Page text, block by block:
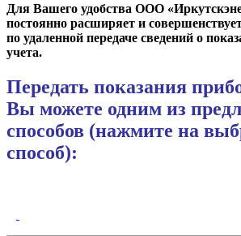
Для Вашего удобства ООО
постоянно расширяет и
по удаленной передаче сведений о
учета.
Передать показания
Вы можете одним из
способов (нажмите на
способ):